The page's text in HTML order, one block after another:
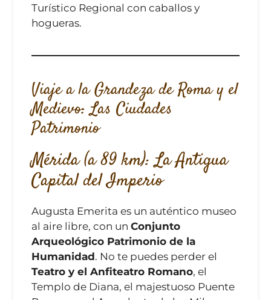
Turístico Regional con caballos y
hogueras.
Viaje a la Grandeza de Roma y el
Medievo: Las Ciudades
Patrimonio
Mérida (a 89 km): La Antigua
Capital del Imperio
Augusta Emerita es un auténtico museo
al aire libre, con unConjunto
Arqueológico Patrimonio de la
Humanidad. No te puedes perder el
Teatro y el Anfiteatro Romano, el
Templo de Diana, el majestuoso Puente